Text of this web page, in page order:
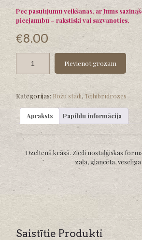
Pēc pasūtījumu veikšanas, ar Jums
pieejamību – rakstiski vai sazvanoties.
€8.00
Pievienot grozam
Kategorijas: Rožu stādi, Tējhibrīdrozes
Apraksts Papildu informācija
Dzeltenā krāsā. Ziedi nostaļģiskas
zaļa, glancēta, veselīga
Saistītie Produkti